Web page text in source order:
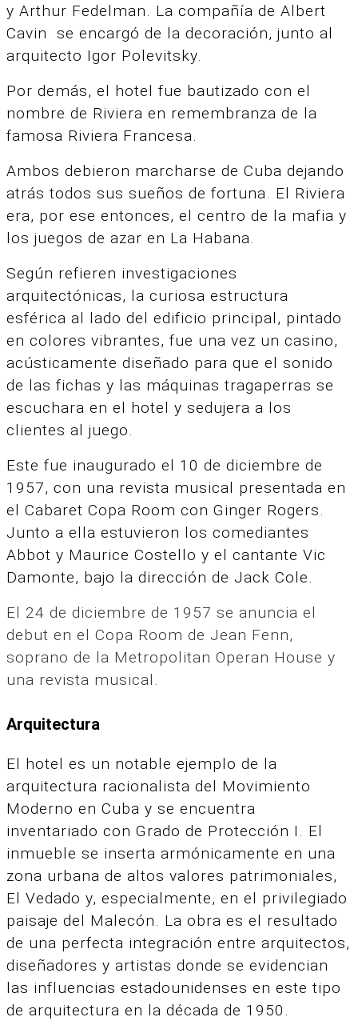
y Arthur Fedelman. La compañía de Albert
Cavin se encargó de la decoración, junto al
arquitecto Igor Polevitsky.
Por demás, el hotel fue bautizado con el
nombre de Riviera en remembranza de la
famosa Riviera Francesa.
Ambos debieron marcharse de Cuba dejando
atrás todos sus sueños de fortuna. El Riviera
era, por ese entonces, el centro de la mafia y
los juegos de azar en La Habana.
Según refieren investigaciones
arquitectónicas, la curiosa estructura
esférica al lado del edificio principal, pintado
en colores vibrantes, fue una vez un casino,
acústicamente diseñado para que el sonido
de las fichas y las máquinas tragaperras se
escuchara en el hotel y sedujera a los
clientes al juego.
Este fue inaugurado el 10 de diciembre de
1957, con una revista musical presentada en
el Cabaret Copa Room con Ginger Rogers.
Junto a ella estuvieron los comediantes
Abbot y Maurice Costello y el cantante Vic
Damonte, bajo la dirección de Jack Cole.
El 24 de diciembre de 1957 se anuncia el
debut en el Copa Room de Jean Fenn,
soprano de la Metropolitan Operan House y
una revista musical.
Arquitectura
El hotel es un notable ejemplo de la
arquitectura racionalista del Movimiento
Moderno en Cuba y se encuentra
inventariado con Grado de Protección I. El
inmueble se inserta armónicamente en una
zona urbana de altos valores patrimoniales,
El Vedado y, especialmente, en el privilegiado
paisaje del Malecón. La obra es el resultado
de una perfecta integración entre arquitectos,
diseñadores y artistas donde se evidencian
las influencias estadounidenses en este tipo
de arquitectura en la década de 1950.